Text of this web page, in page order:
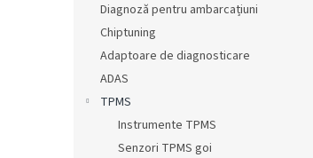
Diagnoză pentru ambarcațiuni
Chiptuning
Adaptoare de diagnosticare
ADAS
TPMS
Instrumente TPMS
Senzori TPMS goi